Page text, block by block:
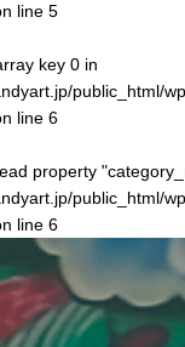
line 5
key 0 in
public_html/
line 6
property
public_html/
line 6